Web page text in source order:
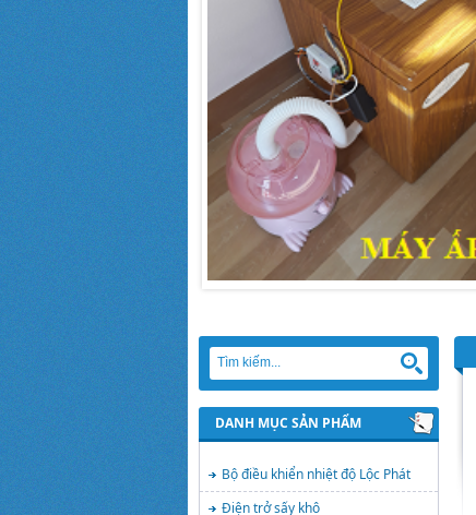
DANH MỤC SẢN PHẨM
Bộ điều khiển nhiệt độ Lộc Phát
Điện trở sấy khô